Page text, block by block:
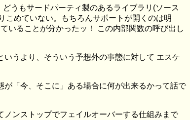
うもサードパーティ製のあるライブラリ(ソース
こめていない。もちろんサポートが開くのは明
いることが分かったッ！ この内部関数の呼び出し
うより、そういう予想外の事態に対して エスケ
「今、そこに」ある場合に何が出来るかって話で
ンストップでフェイルオーバーする仕組みまで